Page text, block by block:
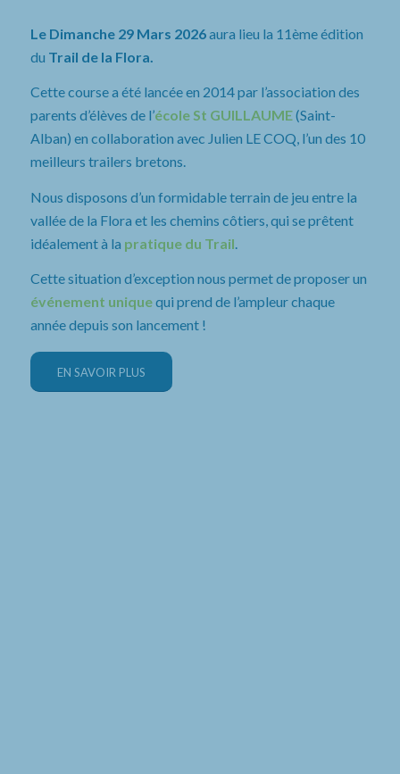
Le Dimanche 29 Mars 2026aura lieu la 11ème édition
du Trail de la Flora.
Cette course a été lancée en 2014 par l’association des
parents d’élèves de l’école St GUILLAUME(Saint-
Alban) en collaboration avec Julien LE COQ, l’un des 10
meilleurs trailers bretons.
Nous disposons d’un formidable terrain de jeu entre la
vallée de la Flora et les chemins côtiers, qui se prêtent
idéalement à la pratique du Trail
Cette situation d’exception nous permet de proposer un
événement uniquequi prend de l’ampleur chaque
année depuis son lancement !
EN SAVOIR PLUS